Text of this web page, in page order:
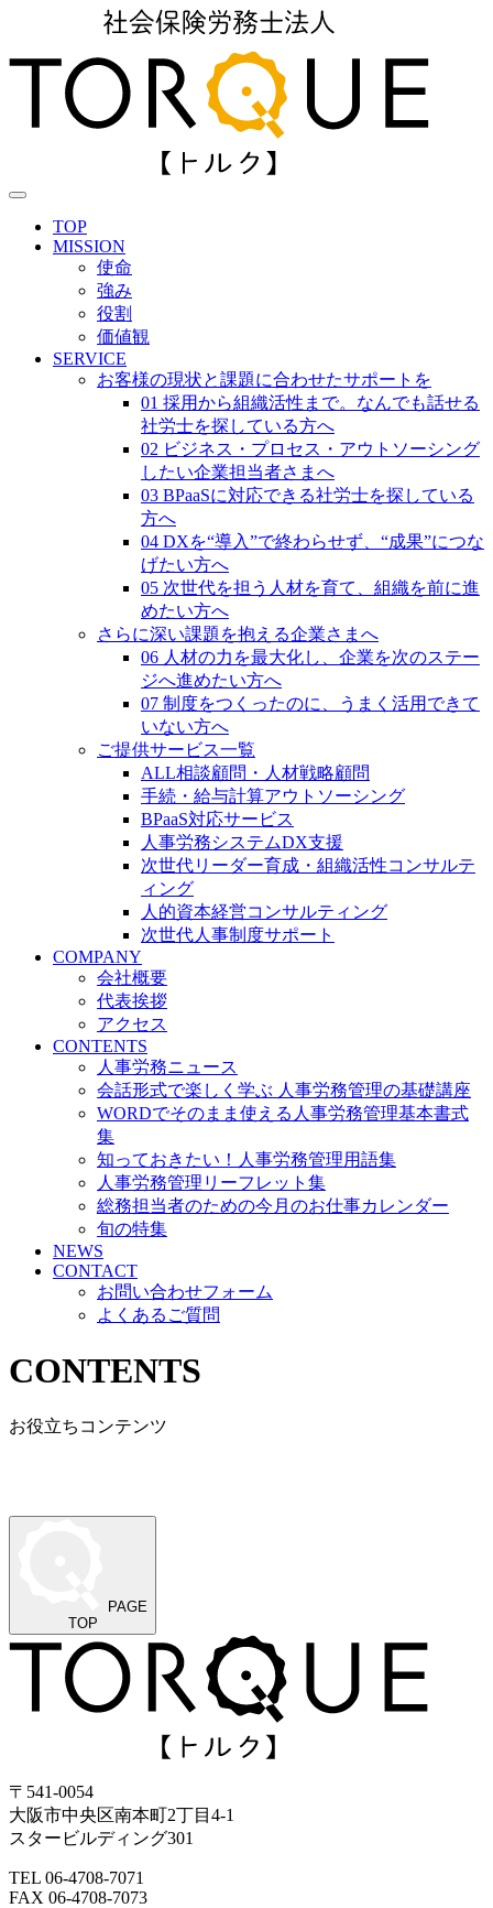
TOP
MISSION
使命
強み
役割
価値観
SERVICE
お客様の現状と課題に合わせたサポートを
01 採用から組織活性まで。なんでも話せる
社労士を探している方へ
02 ビジネス・プロセス・アウトソーシング
したい企業担当者さまへ
03 BPaaSに対応できる社労士を探している
方へ
04 DXを“導入”で終わらせず、“成果”につな
げたい方へ
05 次世代を担う人材を育て、組織を前に進
めたい方へ
さらに深い課題を抱える企業さまへ
06 人材の力を最大化し、企業を次のステー
ジへ進めたい方へ
07 制度をつくったのに、うまく活用できて
いない方へ
ご提供サービス一覧
ALL相談顧問・人材戦略顧問
手続・給与計算アウトソーシング
BPaaS対応サービス
人事労務システムDX支援
次世代リーダー育成・組織活性コンサルテ
ィング
人的資本経営コンサルティング
次世代人事制度サポート
COMPANY
会社概要
代表挨拶
アクセス
CONTENTS
人事労務ニュース
会話形式で楽しく学ぶ 人事労務管理の基礎講座
WORDでそのまま使える人事労務管理基本書式
集
知っておきたい！人事労務管理用語集
人事労務管理リーフレット集
総務担当者のための今月のお仕事カレンダー
旬の特集
NEWS
CONTACT
お問い合わせフォーム
よくあるご質問
CONTENTS
お役立ちコンテンツ
PAGE
TOP
〒541-0054
大阪市中央区南本町2丁目4-1
スタービルディング301
TEL 06-4708-7071
FAX 06-4708-7073